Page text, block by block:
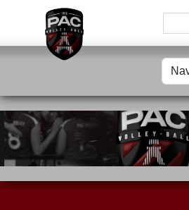
Panneau de gestion des cookies